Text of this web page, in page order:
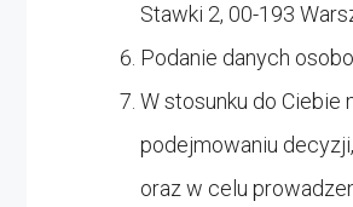
Stawki 2, 00-193
Podanie danych
W stosunku do
podejmowaniu
oraz w celu